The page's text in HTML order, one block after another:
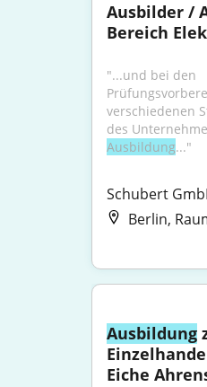
Ausbilder /
Bereich
"...und bei den
verschiedenen
Ausbildung..."
Schubert
Berlin,
Ausbildung
Eiche